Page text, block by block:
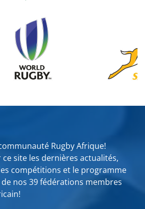
Rugby Afrique!
site les dernières actualités,
compétitions et le programme
nos 39 fédérations membres